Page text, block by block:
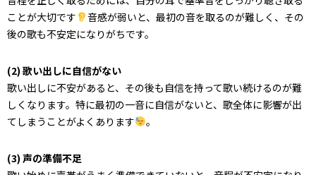
ことが大切です
音感が弱いと、最初の音を取るのが難しく、その
後の歌も不安定になりがちです。
(2) 歌い出しに自信がない
歌い出しに不安があると、その後も自信を持って歌い続けるのが難
しくなります。特に最初の一音に自信がないと、歌全体に影響が出
てしまうことがよくあります
。
(3) 声の準備不足